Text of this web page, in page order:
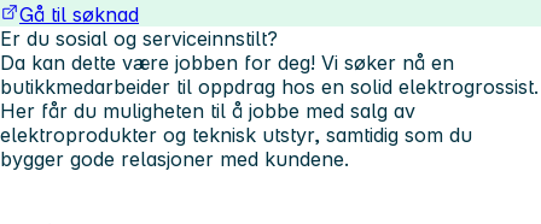
Gå til søknad
Er du sosial og serviceinnstilt?
Da kan dette være jobben for deg! Vi søker nå en
butikkmedarbeider til oppdrag hos en solid elektrogrossist.
Her får du muligheten til å jobbe med salg av
elektroprodukter og teknisk utstyr, samtidig som du
bygger gode relasjoner med kundene.